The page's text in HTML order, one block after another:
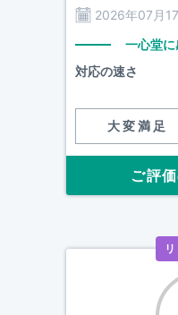
2026年07月
一心堂
対応の速さ
大変満足
ご評